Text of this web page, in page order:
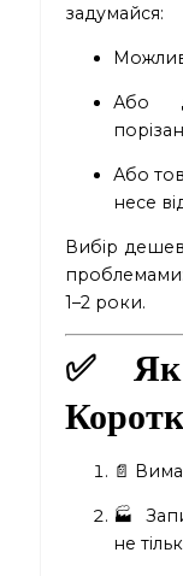
задумайся:
Або
Або
несе
Вибір
1–2 роки.
✅ Як
📄
🏭
не